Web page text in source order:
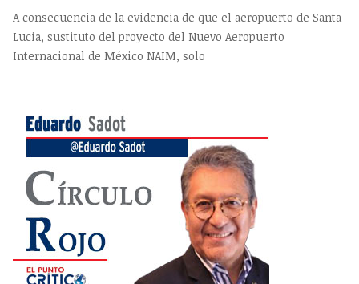
A consecuencia de la evidencia de que el aeropuerto de Santa
Lucia, sustituto del proyecto del Nuevo Aeropuerto
Internacional de México NAIM, solo